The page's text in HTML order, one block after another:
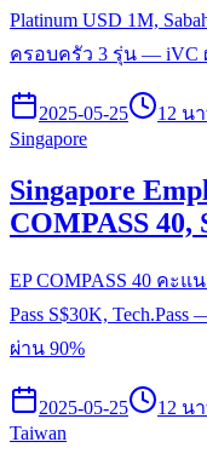
Platinum USD 1M,
ครอบครัว 3 รุ่น — iVC
2025-05-25
12 น
Singapore
Singapore
COMPASS 40,
EP COMPASS 40 คะแ
Pass S$30K,
ผ่าน 90%
2025-05-25
12 น
Taiwan